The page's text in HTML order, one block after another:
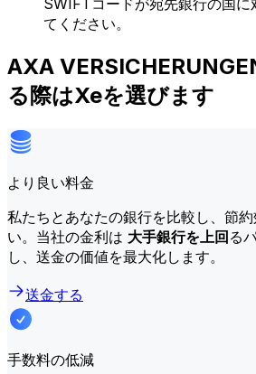
SWIFTコードが宛先銀行の国に
てください。
AXA
る際はXeを選びます
より良い料金
私たちとあなたの銀行を比較し、節
い。当社の金利は 大手銀行を上回る
し、送金の価値を最大化します。
送金する
手数料の低減